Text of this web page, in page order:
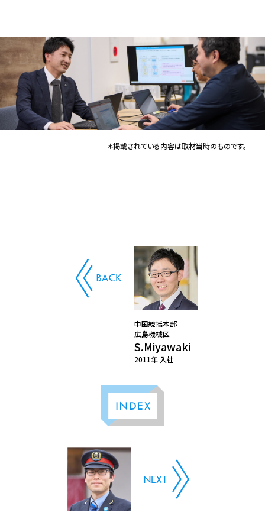
＊掲載されている内容は取材当時のものです。
中国統括本部
広島機械区
S.Miyawaki
2011年 入社